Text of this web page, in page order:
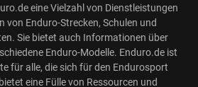
eine Vielzahl von Dienstleistungen
von Enduro-Strecken, Schulen und
Sie bietet auch Informationen über
Enduro-Modelle. Enduro.de ist
für alle, die sich für den Endurosport
eine Fülle von Ressourcen und